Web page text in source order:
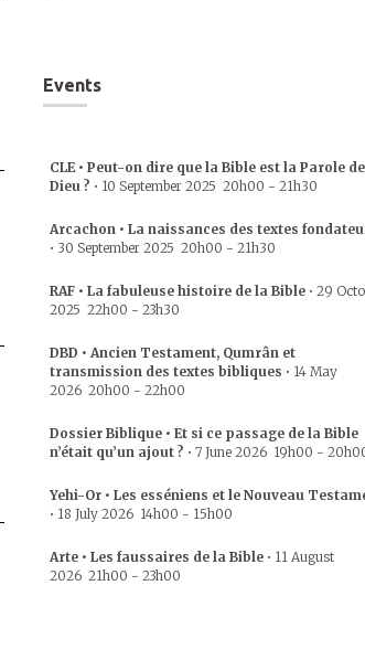
Events
CLE • Peut-on dire que la Bible est la Parole de
Dieu ? • 10 September 2025 20h00 - 21h30
Arcachon • La naissances des textes
• 30 September 2025 20h00 - 21h30
RAF • La fabuleuse histoire de la Bible • 29
2025 22h00 - 23h30
DBD • Ancien Testament, Qumrân et
transmission des textes bibliques • 14 May
2026 20h00 - 22h00
Dossier Biblique • Et si ce passage de la Bible
n’était qu’un ajout ? • 7 June 2026 19h00 -
Yehi-Or • Les esséniens et le Nouveau
• 18 July 2026 14h00 - 15h00
Arte • Les faussaires de la Bible • 11 August
2026 21h00 - 23h00